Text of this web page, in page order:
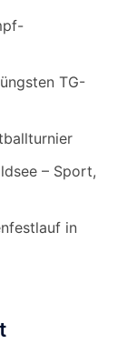
TG-
– Sport,
in